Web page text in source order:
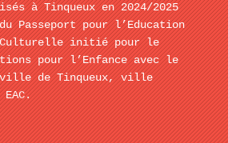
à Tinqueux en 2024/2025
Passeport pour l’Education
initié pour le
pour l’Enfance avec le
de Tinqueux, ville